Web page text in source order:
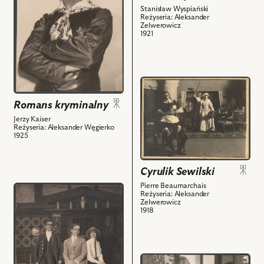
nim
obiektów
Jan
Janusz,
Wielki
Aleksander
Zelwerowicz,
Makrot
Wiesław
Gawlikowski,
Oficer
Służbowy
-
Marian
Odorowski
Stanisław Wyspiański
Reżyseria: Aleksander
Zelwerowicz
1921
kryminalny,
zdjęciu:Eryk
-
Kazimierz
Justian
powiązanych
z
nim
obiektów
Romans kryminalny
Jerzy Kaiser
Reżyseria: Aleksander Węgierko
1925
przejdź
obiektu
Cyrulik
Sewilski,
zdjęciu:
Bartolo
-
Stefan
Jaracz,
Cyrulik Sewilski
Pierre Beaumarchais
Reżyseria: Aleksander
Zelwerowicz
1918
przejdź
do
obiektu
Pierwsza
sztuka
Fanny,
przejdź